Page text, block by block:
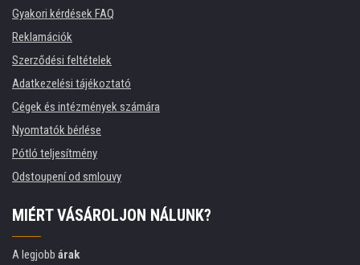
Gyakori kérdések FAQ
Reklamációk
Szerződési feltételek
Adatkezelési tájékoztató
Cégek és intézmények számára
Nyomtatók bérlése
Pótló teljesítmény
Odstoupení od smlouvy
MIÉRT VÁSÁROLJON NÁLUNK?
A legjobb árak